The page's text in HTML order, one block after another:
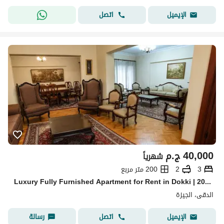
الإيميل
اتصل
ج.م40,000 شهرياً
3
2
200 متر مربع
Luxury Fully Furnished Apartment for Rent in Dokki | 200 m² | El Mesah
الدقى، الجيزة
الإيميل
اتصل رسالة